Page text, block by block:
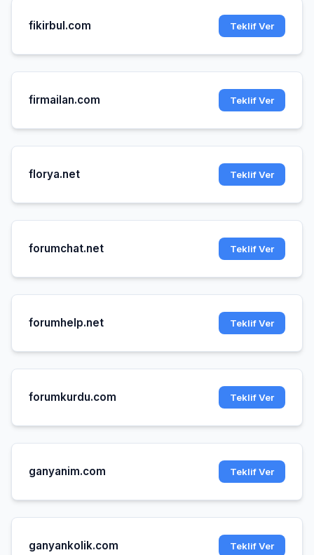
fikirbul.com Teklif Ver
firmailan.com Teklif Ver
florya.net Teklif Ver
forumchat.net Teklif Ver
forumhelp.net Teklif Ver
forumkurdu.com Teklif Ver
ganyanim.com Teklif Ver
ganyankolik.com Teklif Ver